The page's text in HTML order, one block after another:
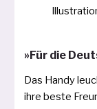
»Für die
Das Handy
ihre bes­te